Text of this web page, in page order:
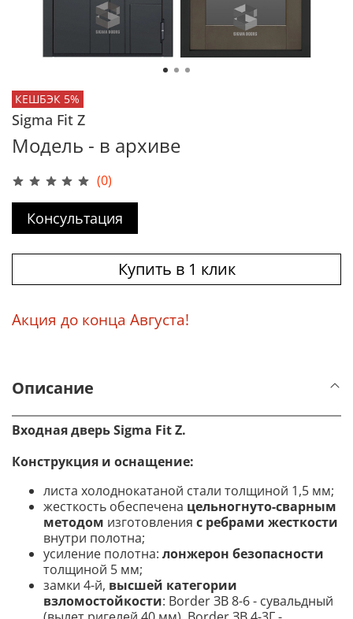
КЕШБЭК 5%
(0)
Sigma Fit Z
Модель - в архиве
Консультация
Купить в 1 клик
Акция до конца Августа!
Описание
Входная дверь Sigma Fit Z.
Конструкция и оснащение:
листа холоднокатаной стали толщиной 1,5 мм;
жесткость обеспечена цельногнуто-сварным
методом изготовления с ребрами жесткости
внутри полотна;
усиление полотна: лонжерон безопасности
толщиной 5 мм;
замки 4-й, высшей категории
взломостойкости: Border ЗВ 8-6 - сувальдный